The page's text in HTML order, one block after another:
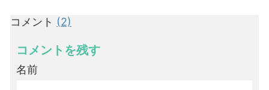
コメント (2)
コメントを残す
名前